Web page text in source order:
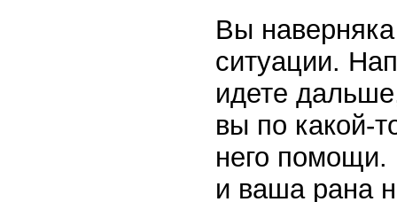
Вы
ситуации.
идете
вы по какой-
него помощи.
и ваша рана